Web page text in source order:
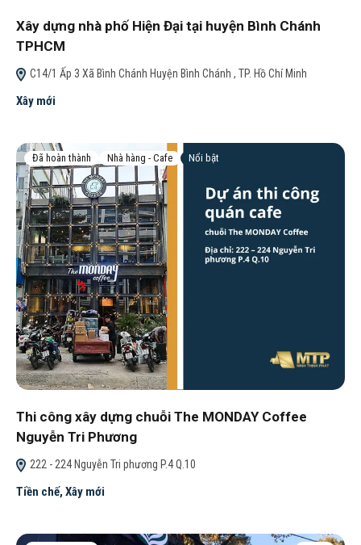
Xây dựng nhà phố Hiện Đại tại huyện Bình Chánh
TPHCM
C14/1 Ấp 3 Xã Bình Chánh Huyện Bình Chánh , TP. Hồ Chí Minh
Xây mới
Đã hoàn thành Nhà hàng - Cafe Nổi bật
Thi công xây dựng chuỗi The MONDAY Coffee
Nguyễn Tri Phương
222 - 224 Nguyễn Tri phương P.4 Q.10
Tiền chế, Xây mới